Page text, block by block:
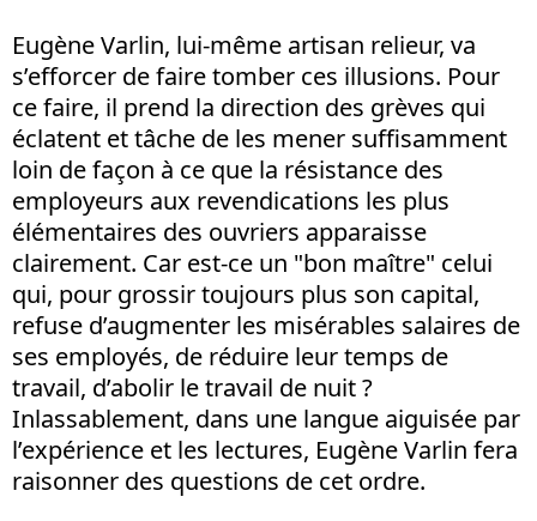
Eugène Varlin, lui-même artisan relieur, va
s’efforcer de faire tomber ces illusions. Pour
ce faire, il prend la direction des grèves qui
éclatent et tâche de les mener suffisamment
loin de façon à ce que la résistance des
employeurs aux revendications les plus
élémentaires des ouvriers apparaisse
clairement. Car est-ce un "bon maître" celui
qui, pour grossir toujours plus son capital,
refuse d’augmenter les misérables salaires de
ses employés, de réduire leur temps de
travail, d’abolir le travail de nuit ?
Inlassablement, dans une langue aiguisée par
l’expérience et les lectures, Eugène Varlin fera
raisonner des questions de cet ordre.